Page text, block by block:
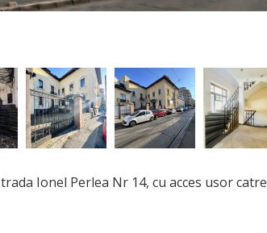
Ionel Perlea Nr 14, cu acces usor catre